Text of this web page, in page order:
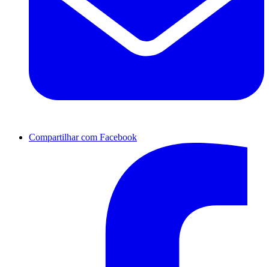
Compartilhar com Facebook